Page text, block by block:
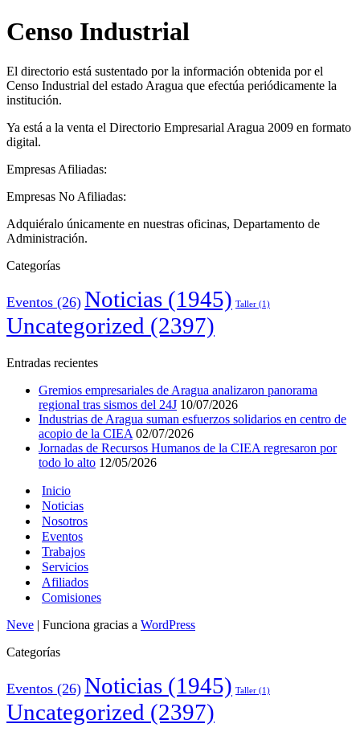
Censo Industrial
El directorio está sustentado por la información obtenida por el
Censo Industrial del estado Aragua que efectúa periódicamente la
institución.
Ya está a la venta el Directorio Empresarial Aragua 2009 en formato
digital.
Empresas Afiliadas:
Empresas No Afiliadas:
Adquiéralo únicamente en nuestras oficinas, Departamento de
Administración.
Categorías
Eventos (26) Noticias (1945) Taller (1)
Uncategorized (2397)
Entradas recientes
Gremios empresariales de Aragua analizaron panorama
regional tras sismos del 24J 10/07/2026
Industrias de Aragua suman esfuerzos solidarios en centro de
acopio de la CIEA 02/07/2026
Jornadas de Recursos Humanos de la CIEA regresaron por
todo lo alto 12/05/2026
Inicio
Noticias
Nosotros
Eventos
Trabajos
Servicios
Afiliados
Comisiones
Neve | Funciona gracias a WordPress
Categorías
Eventos (26) Noticias (1945) Taller (1)
Uncategorized (2397)